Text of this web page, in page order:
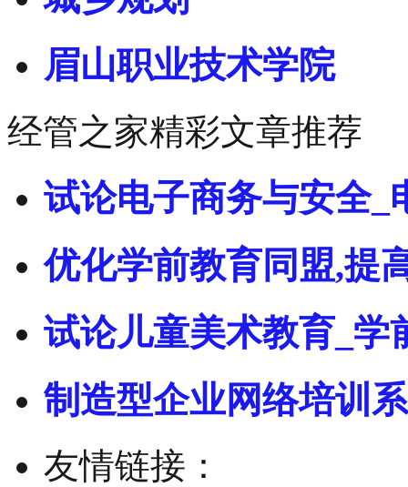
眉山职业技术学院
经管之家精彩文章推荐
试论电子商务与安全_
优化学前教育同盟,提
试论儿童美术教育_学
制造型企业网络培训
友情链接：